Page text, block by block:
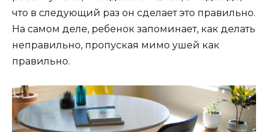
что в следующий раз он сделает это правильно.
На самом деле, ребенок запоминает, как делать
неправильно, пропуская мимо ушей как
правильно.